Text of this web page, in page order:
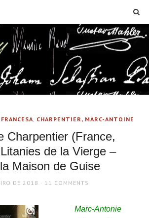
, CHARPENTIER, MARC-ANTOINE
Charpentier (France,
de la Vierge –
Maison de Guise
DE 2018 11 COMMENTS
Marc-Antonie